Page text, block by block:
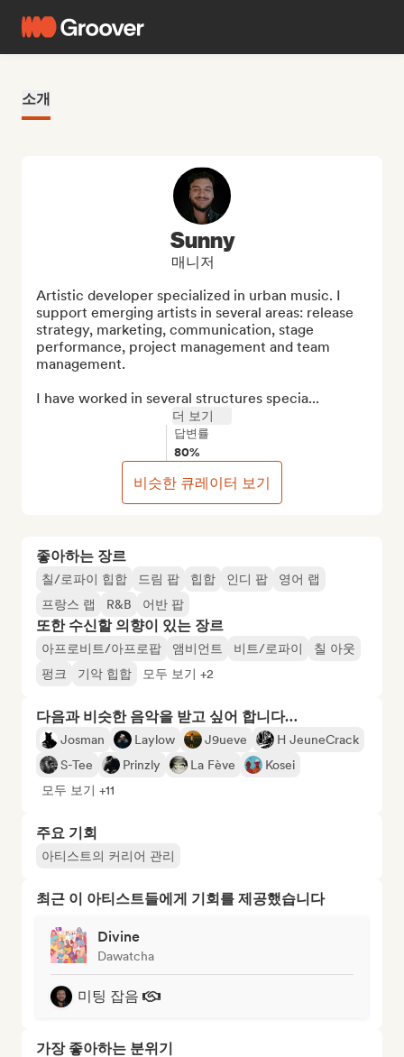
소개
좋아하는 장르
칠/로파이 힙합 드림 팝 힙합 인디 팝
영어 랩
프랑스 랩
R&B 어반 팝
또한 수신할 의향이 있는 장르
아프로비트/아프로팝 앰비언트 비트/로파이
칠 아웃
펑크
기악 힙합 모두 보기 +2
다음과 비슷한 음악을 받고 싶어 합니다…
Josman Laylow J9ueve
H JeuneCrack
S-Tee
Prinzly La Fève
Kosei
모두 보기 +11
주요 기회
아티스트의 커리어 관리
최근 이 아티스트들에게 기회를 제공했습니다
Divine
Dawatcha
미팅 잡음
가장 좋아하는 분위기
Sunny
매니저
Artistic developer specialized in urban music. I
support emerging artists in several areas: release
strategy, marketing, communication, stage
performance, project management and team
management.
I have worked in several structures specia...
더 보기
답변률
80%
비슷한 큐레이터 보기